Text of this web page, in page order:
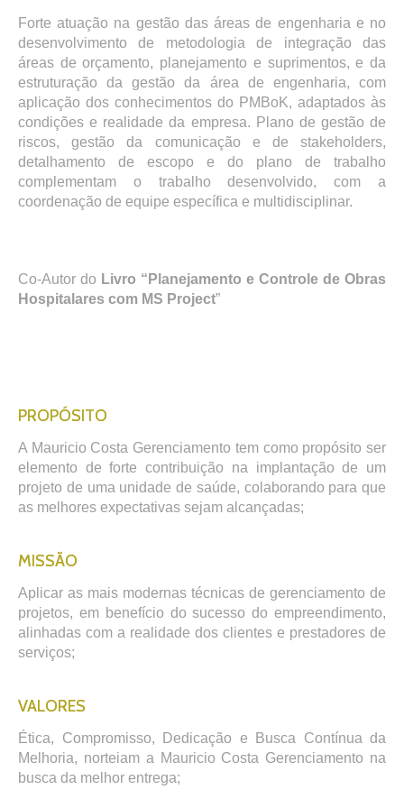
Forte atuação na gestão das áreas de engenharia e no
desenvolvimento de metodologia de integração das
áreas de orçamento, planejamento e suprimentos, e da
estruturação da gestão da área de engenharia, com
aplicação dos conhecimentos do PMBoK, adaptados às
condições e realidade da empresa. Plano de gestão de
riscos, gestão da comunicação e de stakeholders,
detalhamento de escopo e do plano de trabalho
complementam o trabalho desenvolvido, com a
coordenação de equipe específica e multidisciplinar.
Co-Autor do Livro “Planejamento e Controle de Obras
Hospitalares com MS Project”
PROPÓSITO
A Mauricio Costa Gerenciamento tem como propósito ser
elemento de forte contribuição na implantação de um
projeto de uma unidade de saúde, colaborando para que
as melhores expectativas sejam alcançadas;
MISSÃO
Aplicar as mais modernas técnicas de gerenciamento de
projetos, em benefício do sucesso do empreendimento,
alinhadas com a realidade dos clientes e prestadores de
serviços;
VALORES
Ética, Compromisso, Dedicação e Busca Contínua da
Melhoria, norteiam a Mauricio Costa Gerenciamento na
busca da melhor entrega;